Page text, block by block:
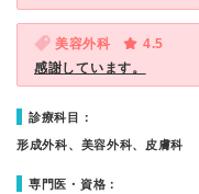
美容外科
4.5
感謝しています。
診療科目：
形成外科、美容外科、皮膚科
専門医・資格：